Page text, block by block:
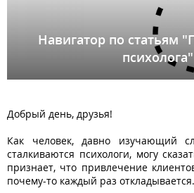
Навигатор по статьям
психолога"
Добрый день, друзья!
Как человек, давно изучающий
сталкиваются психологи, могу
признает, что привлечение
почему-то каждый раз откладывается.